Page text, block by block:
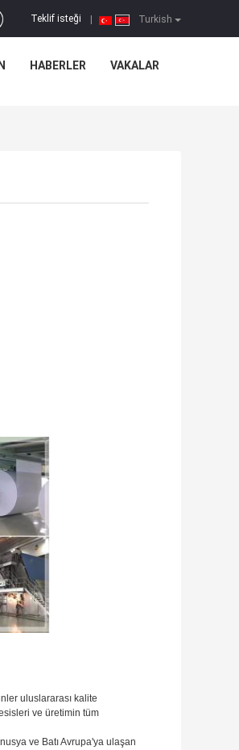
Turkish
Teklif isteği
HABERLER VAKALAR
uluslararası kalite
ve üretimin tüm
ve Batı Avrupa'ya ulaşan